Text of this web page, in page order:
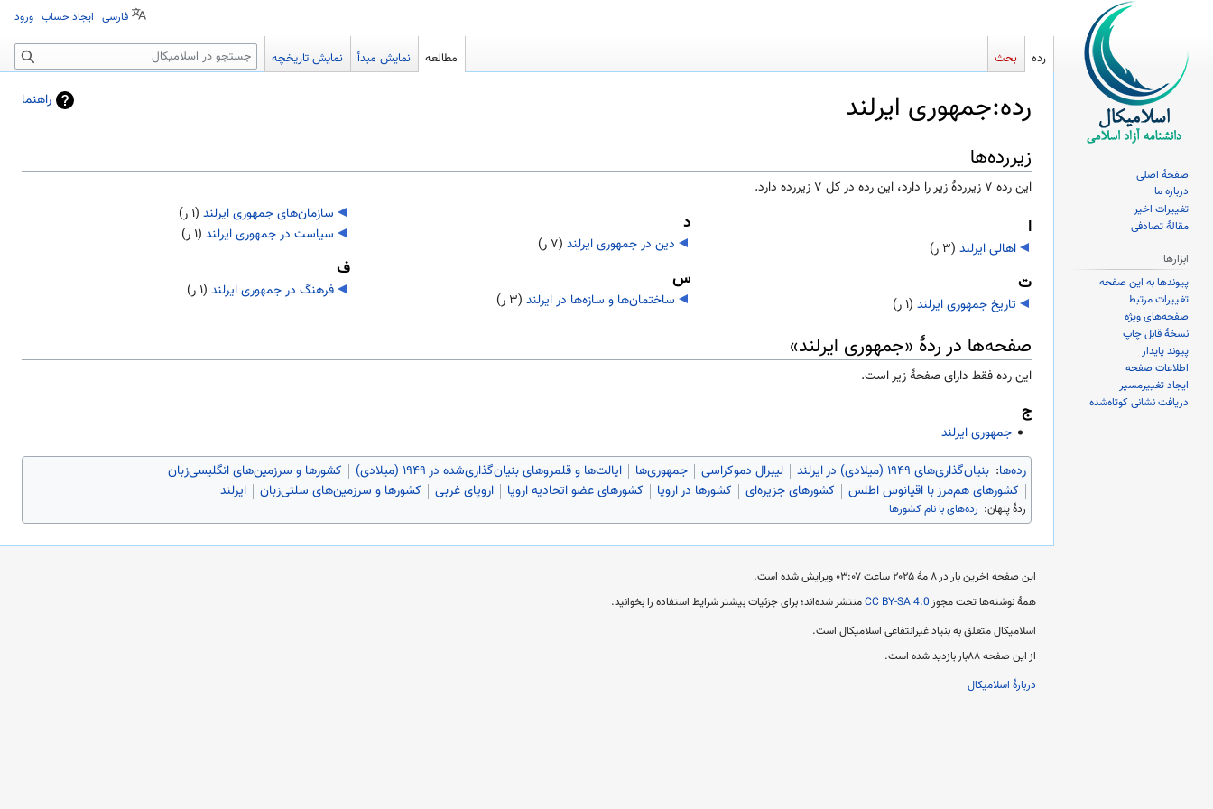
راهنما رده:جمهوری ایرلند
پرش
به
ناوبری
پرش
به
جستجو
زیررده‌ها
این رده ۷ زیرردۀ زیر را دارد، این رده در کل ۷ زیررده دارد.
ا
اهالی ایرلند (۳ ر)
ت
تاریخ جمهوری ایرلند (۱ ر)
د
دین در جمهوری ایرلند (۷ ر)
س
ساختمان‌ها و سازه‌ها در ایرلند (۳ ر)
سازمان‌های جمهوری ایرلند‏ (۱ ر)
سیاست در جمهوری ایرلند‏ (۱ ر)
ف
فرهنگ در جمهوری ایرلند‏ (۱ ر)
صفحه‌ها در ردهٔ «جمهوری ایرلند»
این رده فقط دارای صفحهٔ زیر است.
ج
جمهوری ایرلند
رده‌ها: بنیان‌گذاری‌های ۱۹۴۹ (میلادی) در ایرلند لیبرال دموکراسی جمهوری‌ها ایالت‌ها و قلمروهای بنیان‌گذاری‌شده در ۱۹۴۹ (میلادی)
کشورها و سرزمین‌های انگلیسی‌زبان
کشورهای هم‌مرز با اقیانوس اطلس
کشورهای جزیره‌ای کشورها در اروپا کشورهای عضو اتحادیه اروپا اروپای غربی کشورها و سرزمین‌های سلتی‌زبان ایرلند
ردهٔ پنهان: رده‌های با نام کشورها
فارسی ایجاد حساب ورود
رده بحث مطالعه نمایش مبدأ نمایش تاریخچه جستجو
صفحهٔ اصلی
درباره ما
تغییرات اخیر
مقالهٔ تصادفی
ابزارها
پیوندها به این صفحه
تغییرات مرتبط
صفحه‌های ویژه
نسخهٔ قابل چاپ
پیوند پایدار
اطلاعات صفحه
ایجاد تغییرمسیر
دریافت نشانی کوتاه‌شده
این صفحه آخرین بار در ‏۸ مهٔ ۲۰۲۵ ساعت ‏۰۳:۰۷ ویرایش شده است.
همهٔ نوشته‌ها تحت مجوز CC BY-SA 4.0منتشر شده‌اند؛ برای جزئیات بیشتر شرایط استفاده را بخوانید.
اسلامیکال متعلق به بنیاد غیرانتفاعی اسلامیکال است.
از این صفحه ۸۸بار بازدید شده است.
دربارهٔ اسلامیکال